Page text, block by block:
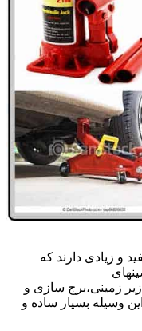
و زیادی دارند که
زیر زمینی،برج سازی و
وسیله بسیار ساده و